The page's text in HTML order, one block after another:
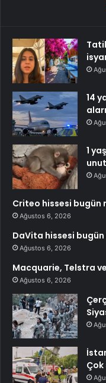
14
1
Criteo hissesi bugün
Ağustos 6, 2026
DaVita hissesi
Ağustos 6, 2026
Macquarie, Telstra
Ağustos 6, 2026
Çok